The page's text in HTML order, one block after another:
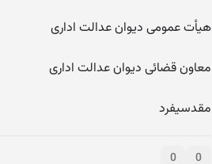
هیأت عمومی دیوان عدالت اداری
معاون قضائی دیوان عدالت اداری
مقدسی‎فرد
0
0